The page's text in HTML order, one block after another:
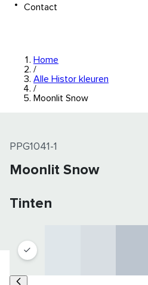
Contact
Home
/
Alle Histor kleuren
/
Moonlit Snow
PPG1041-1
Moonlit Snow
Tinten